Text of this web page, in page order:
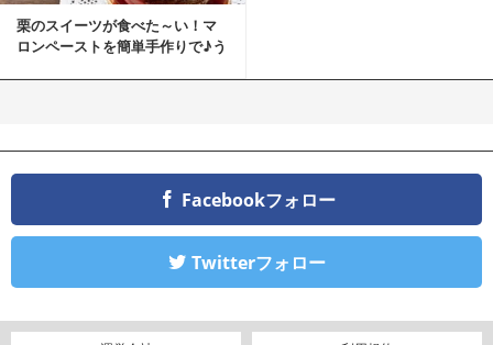
栗のスイーツが食べた～い！マ
ロンペーストを簡単手作りで♪う
Facebookフォロー
Twitterフォロー